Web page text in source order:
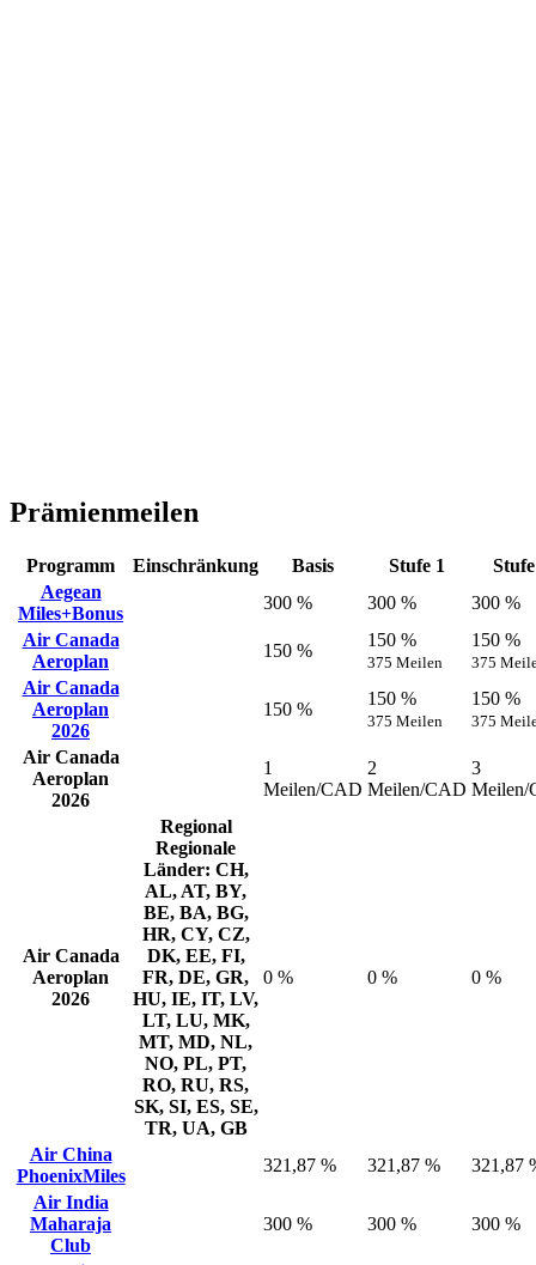
Prämienmeilen
Programm Einschränkung Basis Stufe 1
Aegean
Miles+Bonus
300 % 300 %
300 %
Air Canada
Aeroplan
150 %
150 %
375 Meilen
150 %
375
Air Canada
Aeroplan
2026
150 %
150 %
375 Meilen
150 %
375
Air Canada
Aeroplan
2026
1
Meilen/CAD
2
Meilen/CAD
3
Meilen/
Air Canada
Aeroplan
2026
Regional
Regionale
Länder: CH,
AL, AT, BY,
BE, BA, BG,
HR, CY, CZ,
DK, EE, FI,
FR, DE, GR,
HU, IE, IT, LV,
LT, LU, MK,
MT, MD, NL,
NO, PL, PT,
RO, RU, RS,
SK, SI, ES, SE,
TR, UA, GB
0 % 0 % 0 %
Air China
PhoenixMiles
321,87 % 321,87 %
321,87
Air India
Maharaja
Club
300 % 300 % 300 %